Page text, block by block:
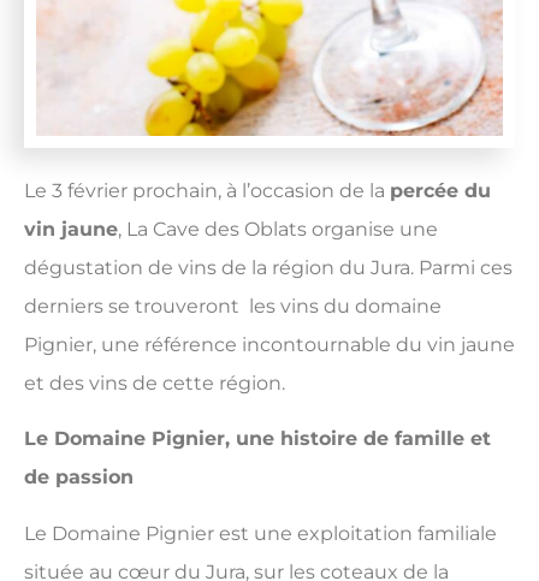
Le 3 février prochain, à l’occasion de la percée du
vin jaune, La Cave des Oblats organise une
dégustation de vins de la région du Jura. Parmi ces
derniers se trouveront les vins du domaine
Pignier, une référence incontournable du vin jaune
et des vins de cette région.
Le Domaine Pignier, une histoire de famille et
de passion
Le Domaine Pignier est une exploitation familiale
située au cœur du Jura, sur les coteaux de la